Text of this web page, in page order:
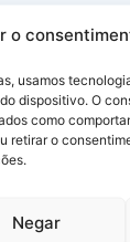
o
usamos
dispositivo. O
como
retirar o
Negar